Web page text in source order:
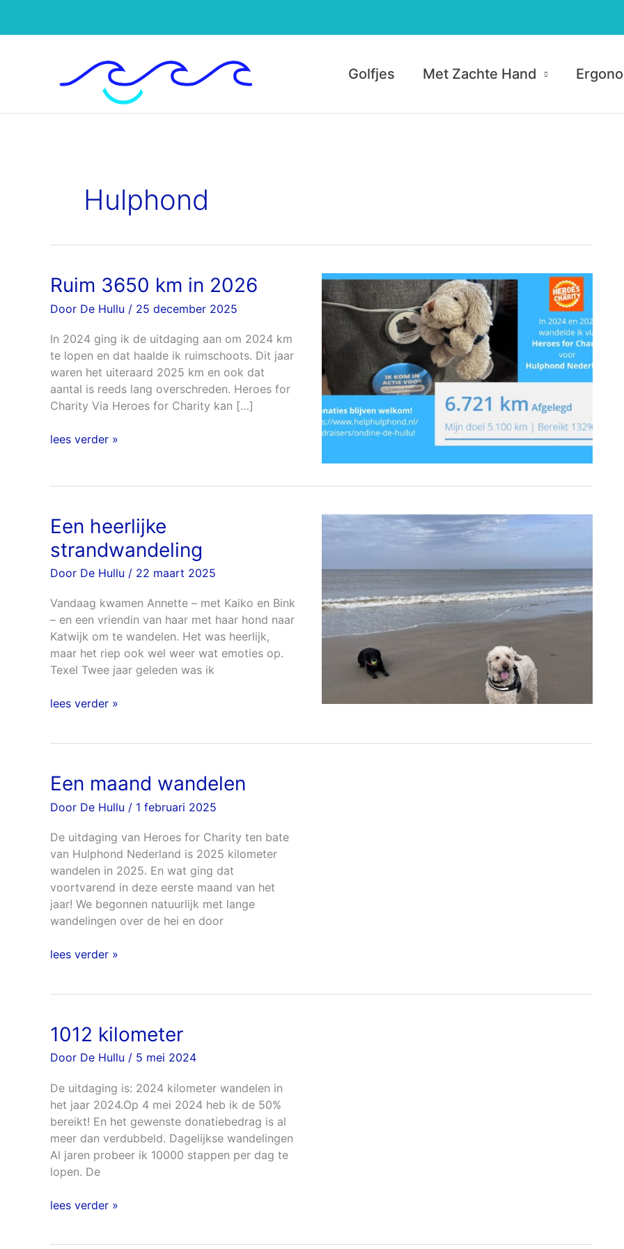
Golfjes Met Zachte Hand
Hulphond
Ruim 3650 km in 2026
Door De Hullu / 25 december 2025
In 2024 ging ik de uitdaging aan om 2024 km
te lopen en dat haalde ik ruimschoots. Dit jaar
waren het uiteraard 2025 km en ook dat
aantal is reeds lang overschreden. Heroes for
Charity Via Heroes for Charity kan […]
Ruim
km
in
2026
lees verder »
Een heerlijke
strandwandeling
Door De Hullu / 22 maart 2025
Vandaag kwamen Annette – met Kaiko en Bink
– en een vriendin van haar met haar hond naar
Katwijk om te wandelen. Het was heerlijk,
maar het riep ook wel weer wat emoties op.
Texel Twee jaar geleden was ik
Een
heerlijke
strandwandeling
lees verder »
Een maand wandelen
Door De Hullu / 1 februari 2025
De uitdaging van Heroes for Charity ten bate
van Hulphond Nederland is 2025 kilometer
wandelen in 2025. En wat ging dat
voortvarend in deze eerste maand van het
jaar! We begonnen natuurlijk met lange
wandelingen over de hei en door
Een
wandelen
lees verder »
1012 kilometer
Door De Hullu / 5 mei 2024
De uitdaging is: 2024 kilometer wandelen in
het jaar 2024.Op 4 mei 2024 heb ik de 50%
bereikt! En het gewenste donatiebedrag is al
meer dan verdubbeld. Dagelijkse wandelingen
Al jaren probeer ik 10000 stappen per dag te
lopen. De
1012
kilometer
lees verder »